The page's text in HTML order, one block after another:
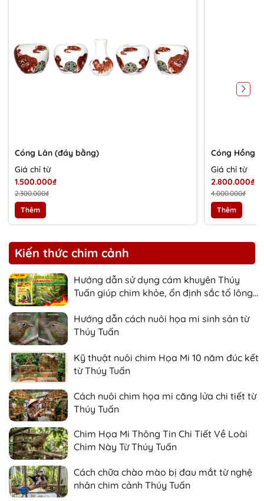
Cóng Lân (đáy bằng)
Giá chỉ từ
1.500.000₫
2.300.000₫
Thêm
Cóng Hồng
Giá chỉ từ
2.800.000₫
4.000.000₫
Thêm
Kiến thức chim cảnh
Hướng dẫn sử dụng cám khuyên Thúy
Tuấn giúp chim khỏe, ổn định sắc tố lông
Hướng dẫn cách nuôi họa mi sinh sản từ
Thúy Tuấn
Kỹ thuật nuôi chim Họa Mi 10 năm đúc kết
từ Thúy Tuấn
Cách nuôi chim họa mi căng lửa chi tiết từ
Thúy Tuấn
Chim Họa Mi Thông Tin Chi Tiết Về Loài
Chim Này Từ Thúy Tuấn
Cách chữa chào mào bị đau mắt từ nghệ
nhân chim cảnh Thúy Tuấn